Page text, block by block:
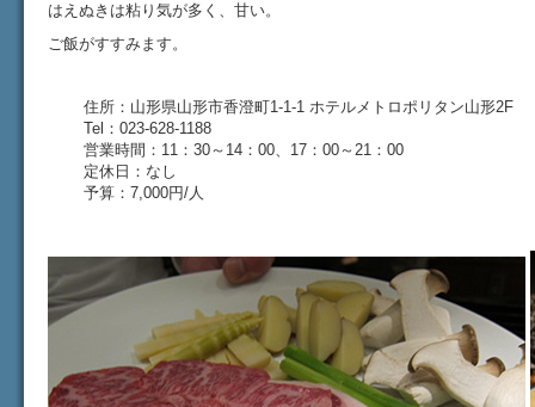
はえぬきは粘り気が多く、甘い。
ご飯がすすみます。
住所： 山形県山形市香澄町1-1-1 ホテルメトロポリタン山形2F
Tel：023-628-1188
営業時間：11：30～14：00、17：00～21：00
定休日：なし
予算：7,000円/人